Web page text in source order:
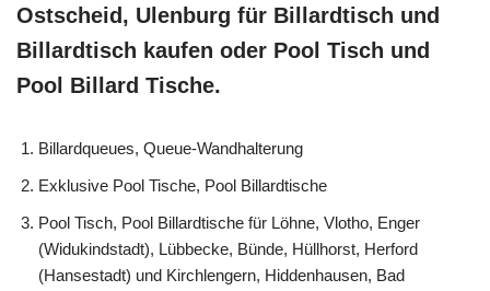
Ostscheid, Ulenburg für Billardtisch und
Billardtisch kaufen oder Pool Tisch und
Pool Billard Tische.
Billardqueues, Queue-Wandhalterung
Exklusive Pool Tische, Pool Billardtische
Pool Tisch, Pool Billardtische für Löhne, Vlotho, Enger
(Widukindstadt), Lübbecke, Bünde, Hüllhorst, Herford
(Hansestadt) und Kirchlengern, Hiddenhausen, Bad